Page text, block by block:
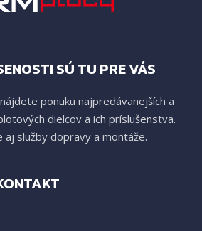
SÚ TU PRE VÁS
ponuku najpredávanejších a
dielcov a ich príslušenstva.
aj služby dopravy a montáže.